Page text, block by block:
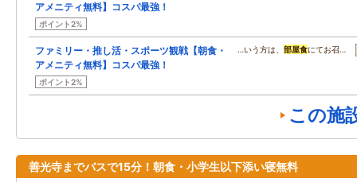
アメニティ無料】コスパ最強！
ポイント2%
ファミリー・推し活・スポーツ観戦【朝食・
アメニティ無料】コスパ最強！
ポイント2%
…いう方は、 部屋食にてお召…
この施
善光寺までバスで15分！朝食・小学生以下添い寝無料